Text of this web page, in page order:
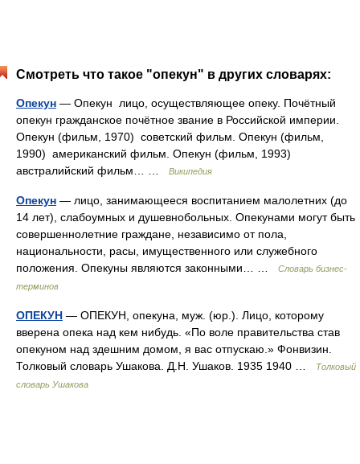
Смотреть что такое "опекун" в других словарях:
Опекун — Опекун лицо, осуществляющее опеку. Почётный
опекун гражданское почётное звание в Российской империи.
Опекун (фильм, 1970) советский фильм. Опекун (фильм,
1990) американский фильм. Опекун (фильм, 1993)
австралийский фильм… …
Википедия
Опекун — лицо, занимающееся воспитанием малолетних (до
14 лет), слабоумных и душевнобольных. Опекунами могут быть
совершеннолетние граждане, независимо от пола,
национальности, расы, имущественного или служебного
положения. Опекуны являются законными… …
Словарь бизнес-
терминов
ОПЕКУН — ОПЕКУН, опекуна, муж. (юр.). Лицо, которому
вверена опека над кем нибудь. «По воле правительства став
опекуном над здешним домом, я вас отпускаю.» Фонвизин.
Толковый словарь Ушакова. Д.Н. Ушаков. 1935 1940 …
Толковый
словарь Ушакова